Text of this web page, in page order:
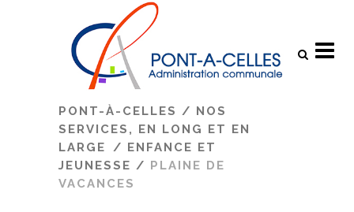
PONT-À-CELLES / NOS
SERVICES, EN LONG ET EN
LARGE
/ ENFANCE ET
JEUNESSE / PLAINE DE
VACANCES